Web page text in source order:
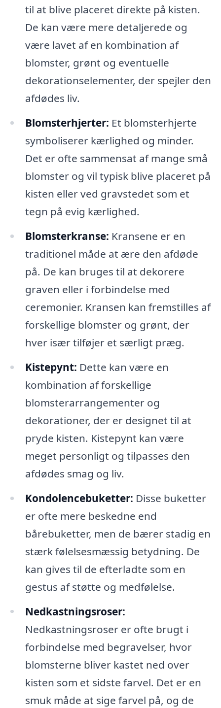
til at blive placeret direkte på kisten.
De kan være mere detaljerede og
være lavet af en kombination af
blomster, grønt og eventuelle
dekorationselementer, der spejler den
afdødes liv.
Blomsterhjerter: Et blomsterhjerte
symboliserer kærlighed og minder.
Det er ofte sammensat af mange små
blomster og vil typisk blive placeret på
kisten eller ved gravstedet som et
tegn på evig kærlighed.
Blomsterkranse: Kransene er en
traditionel måde at ære den afdøde
på. De kan bruges til at dekorere
graven eller i forbindelse med
ceremonier. Kransen kan fremstilles af
forskellige blomster og grønt, der
hver især tilføjer et særligt præg.
Kistepynt: Dette kan være en
kombination af forskellige
blomsterarrangementer og
dekorationer, der er designet til at
pryde kisten. Kistepynt kan være
meget personligt og tilpasses den
afdødes smag og liv.
Kondolencebuketter: Disse buketter
er ofte mere beskedne end
bårebuketter, men de bærer stadig en
stærk følelsesmæssig betydning. De
kan gives til de efterladte som en
gestus af støtte og medfølelse.
Nedkastningsroser:
Nedkastningsroser er ofte brugt i
forbindelse med begravelser, hvor
blomsterne bliver kastet ned over
kisten som et sidste farvel. Det er en
smuk måde at sige farvel på, og de